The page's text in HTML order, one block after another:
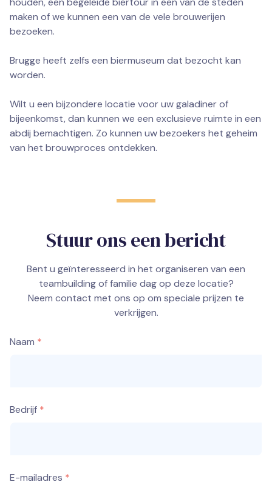
maken of we kunnen een van de vele brouwerijen
bezoeken.
Brugge heeft zelfs een biermuseum dat bezocht kan
worden.
Wilt u een bijzondere locatie voor uw galadiner of
bijeenkomst, dan kunnen we een exclusieve ruimte in een
abdij bemachtigen. Zo kunnen uw bezoekers het geheim
van het brouwproces ontdekken.
Stuur ons een bericht
Bent u geïnteresseerd in het organiseren van een
teambuilding of familie dag op deze locatie?
Neem contact met ons op om speciale prijzen te
verkrijgen.
Naam
Bedrijf
E-mailadres